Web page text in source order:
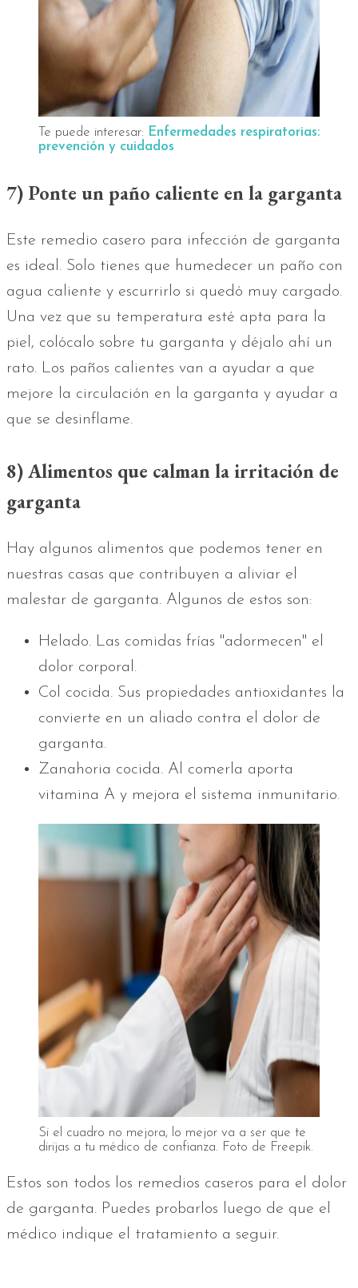
Te puede interesar: Enfermedades respiratorias:
prevención y cuidados
7) Ponte un paño caliente en la garganta
Este remedio casero para infección de garganta
es ideal. Solo tienes que humedecer un paño con
agua caliente y escurrirlo si quedó muy cargado.
Una vez que su temperatura esté apta para la
piel, colócalo sobre tu garganta y déjalo ahí un
rato. Los paños calientes van a ayudar a que
mejore la circulación en la garganta y ayudar a
que se desinflame.
8) Alimentos que calman la irritación de
garganta
Hay algunos alimentos que podemos tener en
nuestras casas que contribuyen a aliviar el
malestar de garganta. Algunos de estos son:
Helado. Las comidas frías "adormecen" el
dolor corporal.
Col cocida. Sus propiedades antioxidantes la
convierte en un aliado contra el dolor de
garganta.
Zanahoria cocida. Al comerla aporta
vitamina A y mejora el sistema inmunitario.
Si el cuadro no mejora, lo mejor va a ser que te
dirijas a tu médico de confianza. Foto de Freepik.
Estos son todos los remedios caseros para el dolor
de garganta. Puedes probarlos luego de que el
médico indique el tratamiento a seguir.